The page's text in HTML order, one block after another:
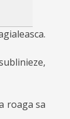
roaga sa